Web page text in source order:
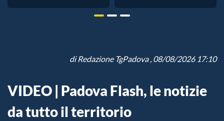
diRedazione TgPadova, 08/08/2026 17:10
VIDEO | Padova Flash, le notizie
da tutto il territorio